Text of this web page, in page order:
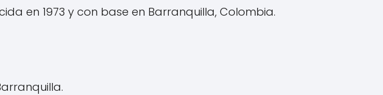
en 1973 y con base en Barranquilla, Colombia.